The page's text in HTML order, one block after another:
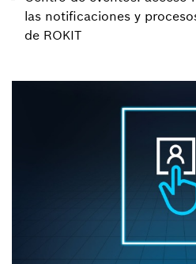
las notificaciones y
de ROKIT